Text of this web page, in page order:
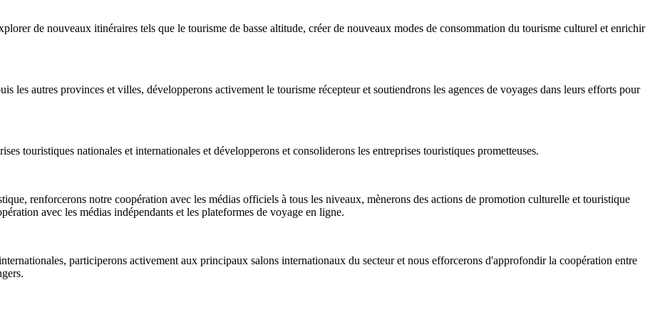
de nouveaux itinéraires tels que le tourisme de basse altitude, créer de nouveaux modes de consommation du tourisme culturel et enrichir
les autres provinces et villes, développerons activement le tourisme récepteur et soutiendrons les agences de voyages dans leurs efforts pour
touristiques nationales et internationales et développerons et consoliderons les entreprises touristiques prometteuses.
renforcerons notre coopération avec les médias officiels à tous les niveaux, mènerons des actions de promotion culturelle et touristique
avec les médias indépendants et les plateformes de voyage en ligne.
participerons activement aux principaux salons internationaux du secteur et nous efforcerons d'approfondir la coopération entre